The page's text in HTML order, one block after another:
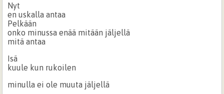
Nyt
en uskalla antaa
Pelkään
onko minussa enää mitään jäljellä
mitä antaa
Isä
kuule kun rukoilen
minulla ei ole muuta jäljellä